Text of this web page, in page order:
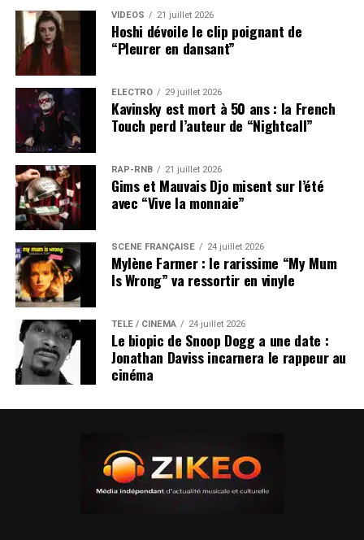
VIDEOS 21 juillet 2026
Hoshi dévoile le clip poignant de
“Pleurer en dansant”
ÉLECTRO 29 juillet 2026
Kavinsky est mort à 50 ans : la French
Touch perd l’auteur de “Nightcall”
RAP-RNB 21 juillet 2026
Gims et Mauvais Djo misent sur l’été
avec “Vive la monnaie”
SCÈNE FRANÇAISE 24 juillet 2026
Mylène Farmer : le rarissime “My Mum
Is Wrong” va ressortir en vinyle
TÉLÉ / CINÉMA 24 juillet 2026
Le biopic de Snoop Dogg a une date :
Jonathan Daviss incarnera le rappeur au
cinéma